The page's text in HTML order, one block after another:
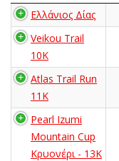
Ελλάνιος Δίας
Veikou Trail
10K
Atlas Trail Run
11K
Pearl Izumi
Mountain Cup
Κρυονέρι - 13K